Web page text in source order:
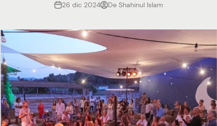
26 dic 2024 De Shahinul Islam